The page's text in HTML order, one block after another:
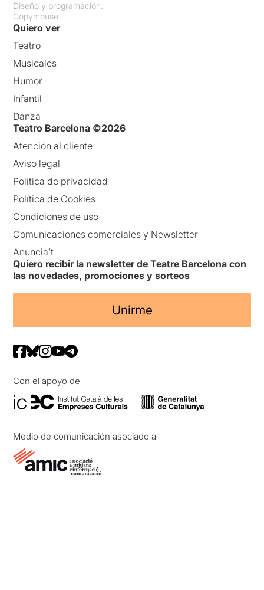
Diseño y programación:
Copymouse
Quiero ver
Teatro
Musicales
Humor
Infantil
Danza
Teatro Barcelona ©2026
Atención al cliente
Aviso legal
Política de privacidad
Política de Cookies
Condiciones de uso
Comunicaciones comerciales y Newsletter
Anuncia’t
Quiero recibir la newsletter de Teatre Barcelona con
las novedades, promociones y sorteos
Unirme
Con el apoyo de
Medio de comunicación asociado a